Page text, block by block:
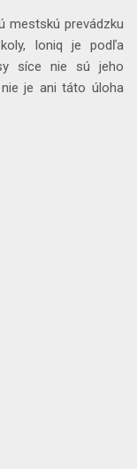
mestskú prevádzku
Ioniq je podľa
síce nie sú jeho
je ani táto úloha